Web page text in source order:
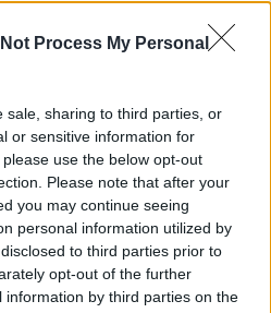
Process My Personal
sale, sharing to third parties, or
or sensitive information for
use the below opt-out
Please note that after your
you may continue seeing
personal information utilized by
to third parties prior to
opt-out of the further
by third parties on the